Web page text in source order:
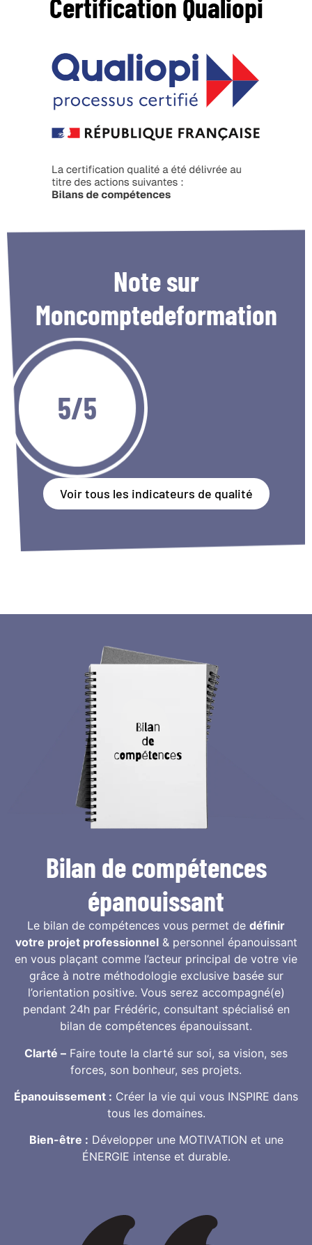
Certification Qualiopi
Notesur
Moncomptedeformation
5/5
Voir tous les indicateurs de qualité
Bilan de compétences
épanouissant
Le bilan de compétences vous permet de définir
votre projet professionnel& personnel épanouissant
en vous plaçant comme l’acteur principal de votre vie
grâce à notre méthodologie exclusive basée sur
l’orientation positive. Vous serez accompagné(e)
pendant 24h par Frédéric, consultant spécialisé en
bilan de compétences épanouissant.
Clarté – Faire toute la clarté sur soi, sa vision, ses
forces, son bonheur, ses projets.
Épanouissement : Créer la vie qui vous INSPIRE dans
tous les domaines.
Bien-être : Développer une MOTIVATION et une
ÉNERGIE intense et durable.